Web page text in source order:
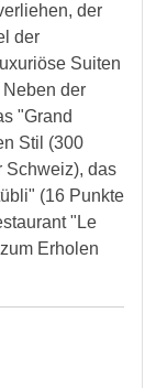
der
der
Suiten
der
"Grand
Stil (300
Schweiz), das
(16 Punkte
"Le
Erholen